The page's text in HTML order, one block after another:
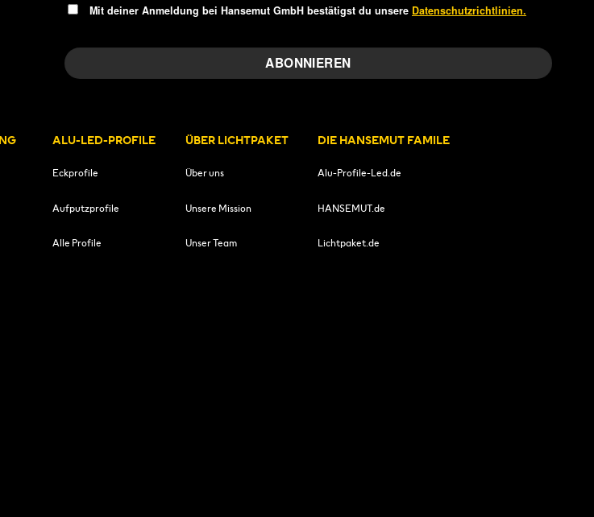
Mit deiner Anmeldung bei Hansemut GmbH bestätigst du unsere Datenschutzrichtlinien.
ALU-LED-PROFILE
Eckprofile
Aufputzprofile
Alle Profile
ÜBER LICHTPAKET
Über uns
Unsere Mission
Unser Team
DIE HANSEMUT FAMILE
Alu-Profile-Led.de
HANSEMUT.de
Lichtpaket.de